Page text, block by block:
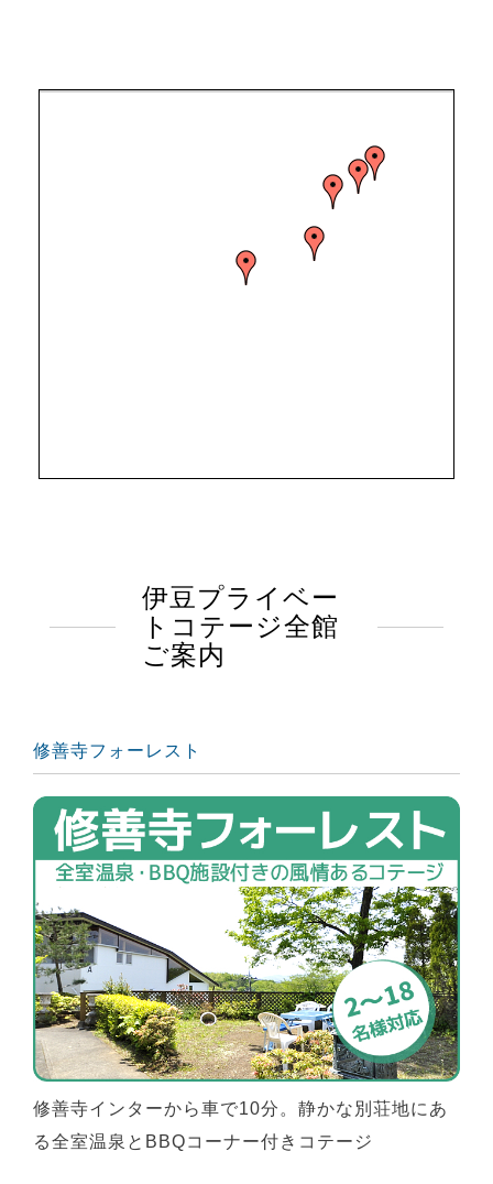
伊豆プライベー
トコテージ全館
ご案内
修善寺フォーレスト
修善寺インターから車で10分。静かな別荘地にあ
る全室温泉とBBQコーナー付きコテージ